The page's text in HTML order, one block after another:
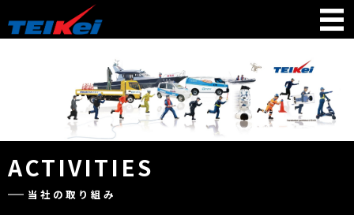
ACTIVITIES
当社の取り組み